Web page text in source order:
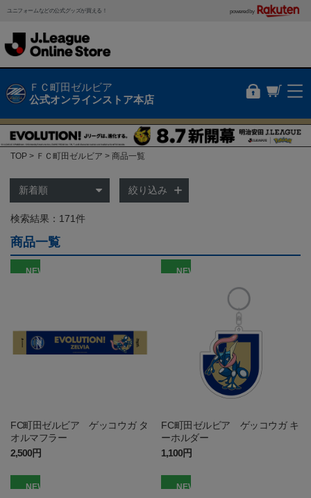
ユニフォームなどの公式グッズが買える！ powered by
ＦＣ町田ゼルビア
公式オンラインストア本店
TOP ＦＣ町田ゼルビア 商品一覧
絞り込み
検索結果：171件
商品一覧
NEW
FC町田ゼルビア ゲッコウガ タ
オルマフラー
2,500円
NEW
FC町田ゼルビア ゲッコウガ キ
ーホルダー
1,100円
NEW NEW